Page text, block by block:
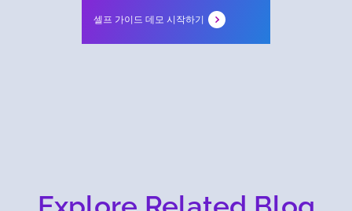
셀프 가이드 데모 시작하기